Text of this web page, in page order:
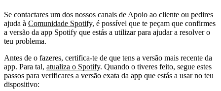
Se contactares um dos nossos canais de Apoio ao cliente ou pedires
ajuda à Comunidade Spotify, é possível que te peçam que confirmes
a versão da app Spotify que estás a utilizar para ajudar a resolver o
teu problema.
Antes de o fazeres, certifica-te de que tens a versão mais recente da
app. Para tal, atualiza o Spotify. Quando o tiveres feito, segue estes
passos para verificares a versão exata da app que estás a usar no teu
dispositivo: